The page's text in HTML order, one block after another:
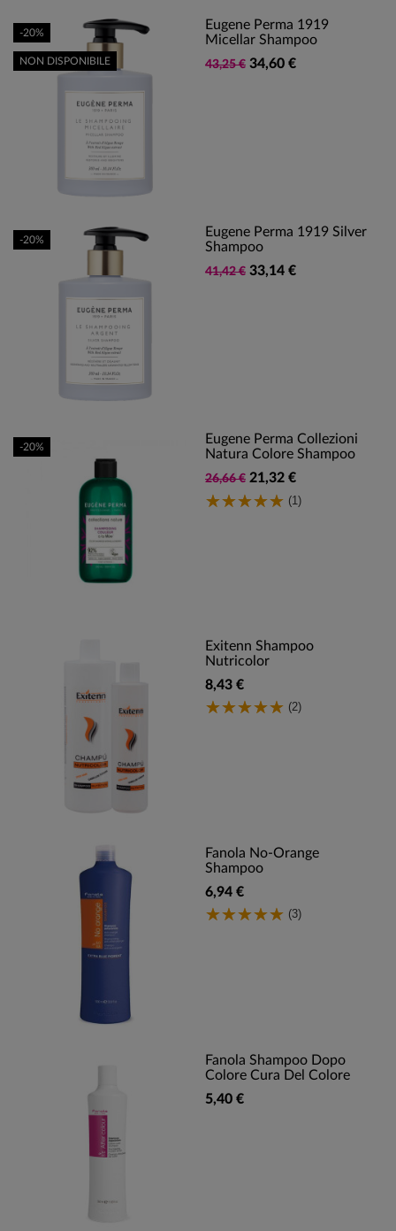
Eugene Perma 1919
Micellar Shampoo
43,25 € 34,60 €
-20%
NON DISPONIBILE
Eugene Perma 1919 Silver
Shampoo
41,42 € 33,14 €
-20%
Eugene Perma Collezioni
Natura Colore Shampoo
26,66 € 21,32 €
(1)
-20%
Exitenn Shampoo
Nutricolor
8,43 €
(2)
Fanola No-Orange
Shampoo
6,94 €
(3)
Fanola Shampoo Dopo
Colore Cura Del Colore
5,40 €